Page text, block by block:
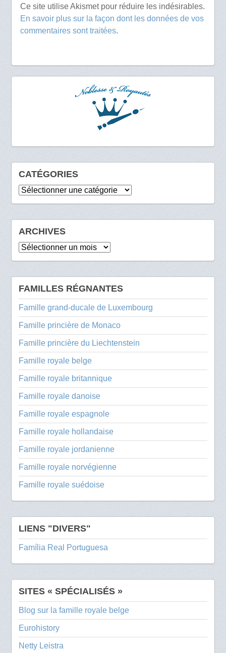
Ce site utilise Akismet pour réduire les indésirables.
En savoir plus sur la façon dont les données de vos
commentaires sont traitées.
CATÉGORIES
Catégories
ARCHIVES
Archives
FAMILLES RÉGNANTES
Famille grand-ducale de Luxembourg
Famille princière de Monaco
Famille princière du Liechtenstein
Famille royale belge
Famille royale britannique
Famille royale danoise
Famille royale espagnole
Famille royale hollandaise
Famille royale jordanienne
Famille royale norvégienne
Famille royale suédoise
LIENS "DIVERS"
Família Real Portuguesa
SITES « SPÉCIALISÉS »
Blog sur la famille royale belge
Eurohistory
Netty Leistra